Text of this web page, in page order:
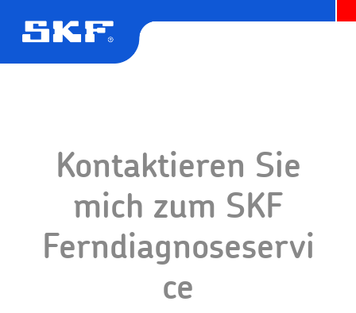
Kontaktieren Sie
mich zum SKF
Ferndiagnoseservi
ce